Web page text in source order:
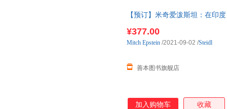
【预订】米奇爱泼斯坦：在印
¥377.00
善本图书旗舰店
Mitch Epstein /2021-09-02 /Steidl
加入购物车 收藏